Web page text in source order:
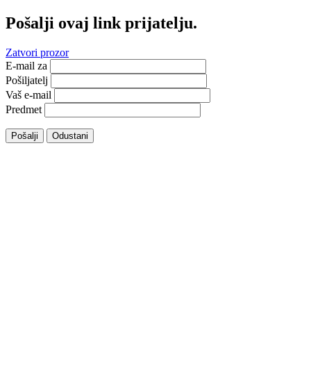
Pošalji ovaj link prijatelju.
Zatvori prozor
E-mail za
Pošiljatelj
Vaš e-mail
Predmet
Pošalji Odustani